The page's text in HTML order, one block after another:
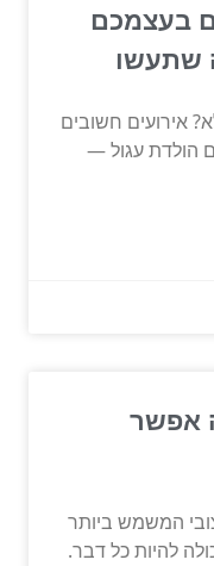
בעצמכם
שתעשו
אירועים חשובים
הולדת עגול —
אפשר
המשמש ביותר
להיות כל דבר.